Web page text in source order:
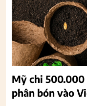
Mỹ chi 500.000
phân bón vào